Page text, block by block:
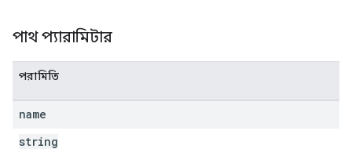
পাথ প্যারামিটার
পরামিতি
name
string